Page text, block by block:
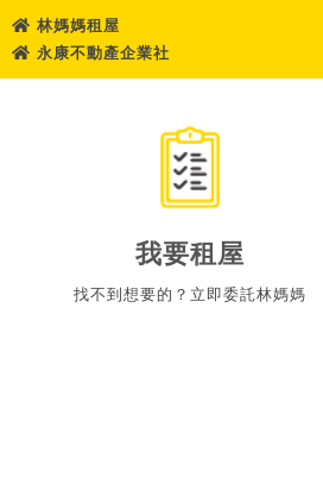
林媽媽租屋
永康不動產企業社
我要租屋
找不到想要的？立即委託林媽媽